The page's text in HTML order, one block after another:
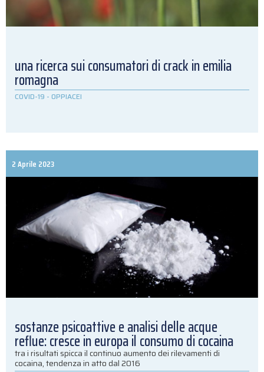
una ricerca sui consumatori di crack in emilia
romagna
COVID-19 - OPPIACEI
2 Aprile 2023
sostanze psicoattive e analisi delle acque
reflue: cresce in europa il consumo di cocaina
tra i risultati spicca il continuo aumento dei rilevamenti di
cocaina, tendenza in atto dal 2016